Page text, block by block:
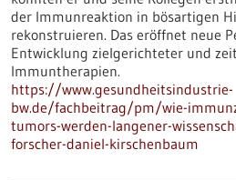
der Immunreaktion in bösartigen
rekonstruieren. Das eröffnet neue
Entwicklung zielgerichteter und
Immuntherapien.
https://www.gesundheitsindustrie-
bw.de/fachbeitrag/pm/wie-
tumors-werden-langener-
forscher-daniel-kirschenbaum